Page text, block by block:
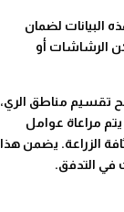
البيانات لضمان
الرشاشات أو
تقسيم مناطق الري،
مراعاة عوامل
الزراعة. يضمن هذا
في التدفق.